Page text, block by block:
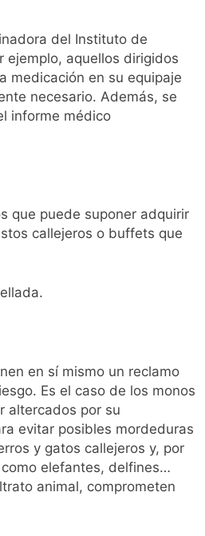
del Instituto de
ejemplo, aquellos dirigidos
medicación en su equipaje
necesario. Además, se
informe médico
que puede suponer adquirir
callejeros o buffets que
en sí mismo un reclamo
Es el caso de los monos
altercados por su
evitar posibles mordeduras
y gatos callejeros y, por
elefantes, delfines…
animal, comprometen